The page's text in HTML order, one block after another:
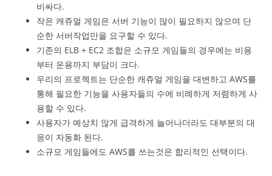
비싸다.
작은 캐쥬얼 게임은 서버 기능이 많이 필요하지 않으며 단
순한 서버작업만을 요구할 수 있다.
기존의 ELB + EC2 조합은 소규모 게임들의 경우에는 비용
부터 운용까지 부담이 크다.
우리의 프로젝트는 단순한 캐쥬얼 게임을 대변하고 AWS를
통해 필요한 기능을 사용자들의 수에 비례하게 저렴하게 사
용할 수 있다.
사용자가 예상치 않게 급격하게 늘어나더라도 대부분의 대
응이 자동화 된다.
소규모 게임들에도 AWS를 쓰는것은 합리적인 선택이다.